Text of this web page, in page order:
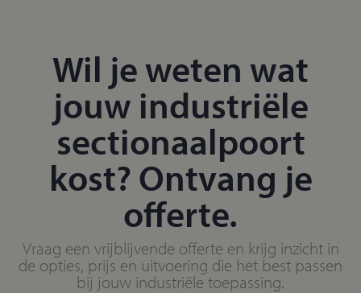
Wil je weten wat
jouw industriële
sectionaalpoort
kost? Ontvang je
offerte.
Vraag een vrijblijvende offerte en krijg inzicht in
de opties, prijs en uitvoering die het best passen
bij jouw industriële toepassing.